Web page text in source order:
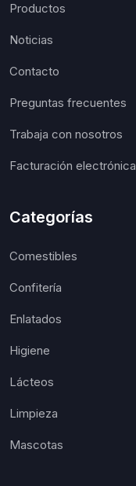
Productos
Noticias
Contacto
Preguntas frecuentes
Trabaja con nosotros
Facturación electrónica
Categorías
Comestibles
Confitería
Enlatados
Higiene
Lácteos
Limpieza
Mascotas